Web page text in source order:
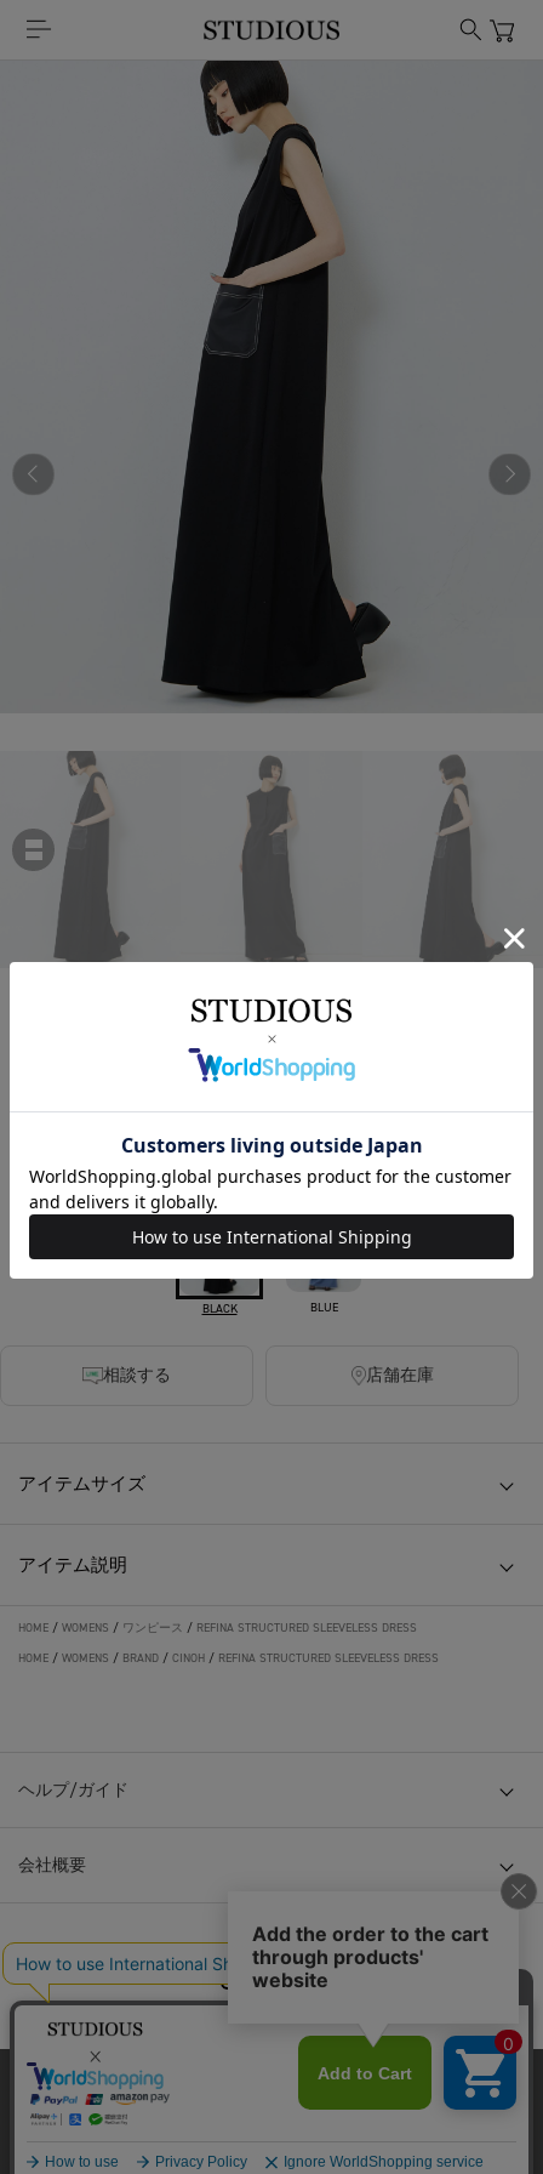
CINOH
REFINA STRUCTURED SLEEVELESS DRESS
￥33,000
カラー
BLACK BLUE
相談する 店舗在庫
アイテムサイズ
アイテム説明
HOME / WOMENS / ワンピース / REFINA STRUCTURED SLEEVELESS DRESS
HOME / WOMENS / BRAND / CINOH / REFINA STRUCTURED SLEEVELESS DRESS
ヘルプ/ガイド
会社概要
© TOKYO BASE CO., LTD
当サイトはクッキー(cookie)を使用します。クッキーはサイト内
の一部の機能および、サイトの使用状況の分析からマーケティ
ング活動に利用することを目的としています。
プライバシーポリシーはこちら